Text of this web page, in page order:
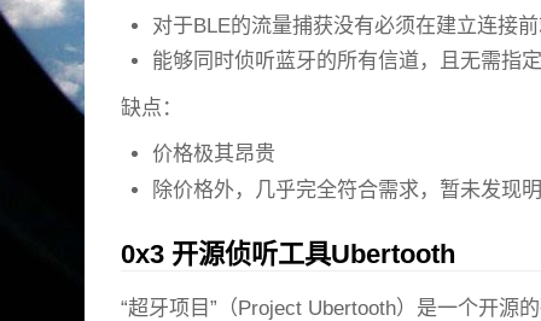
对于BLE的流量捕获没有必须在建立连接
能够同时侦听蓝牙的所有信道，且无需指
缺点：
价格极其昂贵
除价格外，几乎完全符合需求，暂未发现
0x3 开源侦听工具Ubertooth
“超牙项目”（Project Ubertooth）是一个开源